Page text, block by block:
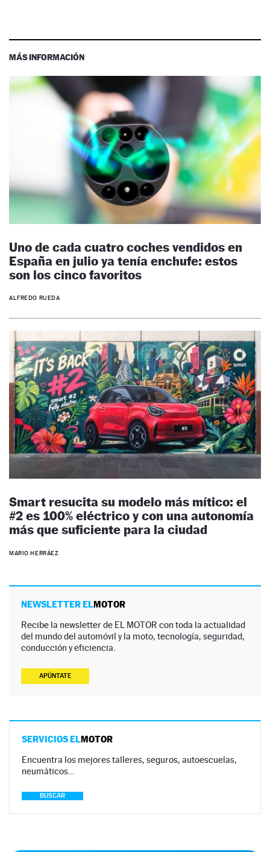
MÁS INFORMACIÓN
Uno de cada cuatro coches vendidos en
España en julio ya tenía enchufe: estos
son los cinco favoritos
ALFREDO RUEDA
Smart resucita su modelo más mítico: el
#2 es 100% eléctrico y con una autonomía
más que suficiente para la ciudad
MARIO HERRÁEZ
NEWSLETTER ELMOTOR
Recibe la newsletter de EL MOTOR con toda la actualidad
del mundo del automóvil y la moto, tecnología, seguridad,
conducción y eficiencia.
APÚNTATE
SERVICIOS ELMOTOR
Encuentra los mejores talleres, seguros, autoescuelas,
neumáticos…
BUSCAR